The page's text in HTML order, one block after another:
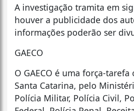
A investigação tramita em
houver a publicidade dos
informações poderão ser
GAECO
O GAECO é uma força-tarefa
Santa Catarina, pelo
Polícia Militar, Polícia Civil,